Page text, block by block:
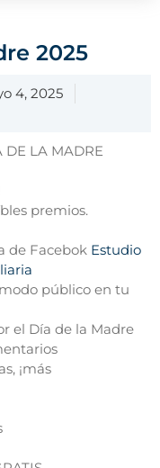
2025
4, 2025
DE LA MADRE
premios.
de Facebok Estudio
público en tu
el Día de la Madre
¡más